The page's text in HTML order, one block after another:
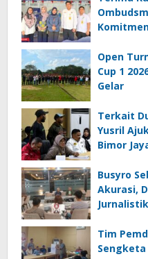
Mal
Open
Cup 1
Gelar
Terkait
Yusril
Bimor
Busyro
Akurasi,
Jurnalistik, Fondasi Utama
Tim